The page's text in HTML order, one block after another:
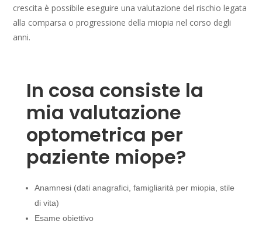
crescita è possibile eseguire una valutazione del rischio legata
alla comparsa o progressione della miopia nel corso degli
anni.
In cosa consiste la
mia valutazione
optometrica per
paziente miope?
Anamnesi (dati anagrafici, famigliarità per miopia, stile
di vita)
Esame obiettivo